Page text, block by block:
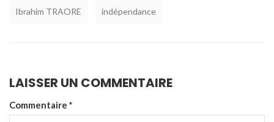
Ibrahim TRAORE indépendance
LAISSER UN COMMENTAIRE
Commentaire *